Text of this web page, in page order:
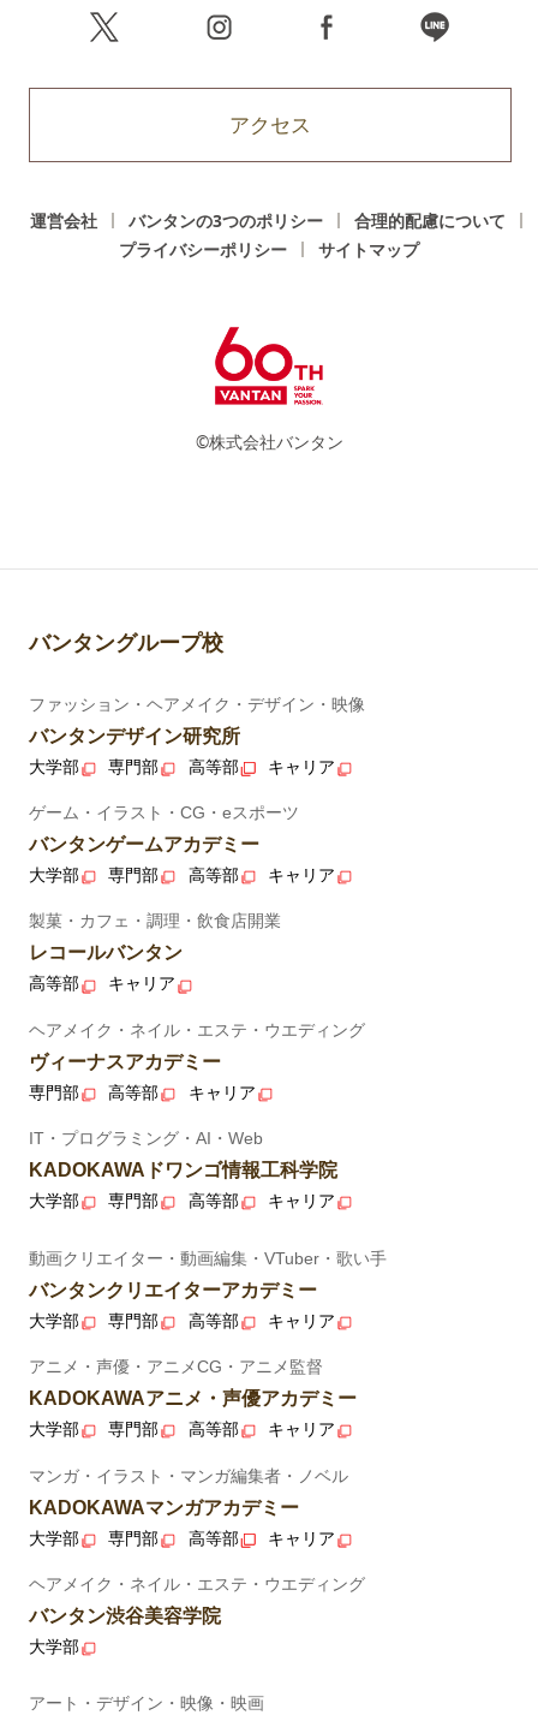
アクセス
運営会社 バンタンの3つのポリシー
合理的配慮について
プライバシーポリシー
サイトマップ
©株式会社バンタン
バンタングループ校
ファッション・ヘアメイク・デザイン・映像
バンタンデザイン研究所
大学部 専門部 高等部 キャリア
ゲーム・イラスト・CG・eスポーツ
バンタンゲームアカデミー
大学部 専門部 高等部 キャリア
製菓・カフェ・調理・飲食店開業
レコールバンタン
高等部 キャリア
ヘアメイク・ネイル・エステ・ウエディング
ヴィーナスアカデミー
専門部 高等部 キャリア
IT・プログラミング・AI・Web
KADOKAWAドワンゴ情報工科学院
大学部 専門部 高等部 キャリア
動画クリエイター・動画編集・VTuber・歌い手
バンタンクリエイターアカデミー
大学部 専門部 高等部 キャリア
アニメ・声優・アニメCG・アニメ監督
KADOKAWAアニメ・声優アカデミー
大学部 専門部 高等部 キャリア
マンガ・イラスト・マンガ編集者・ノベル
KADOKAWAマンガアカデミー
大学部 専門部 高等部 キャリア
ヘアメイク・ネイル・エステ・ウエディング
バンタン渋谷美容学院
大学部
アート・デザイン・映像・映画